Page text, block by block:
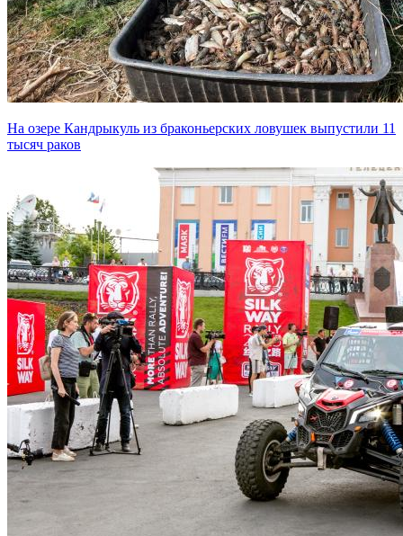
На озере Кандрыкуль из браконьерских ловушек выпустили 11
тысяч раков